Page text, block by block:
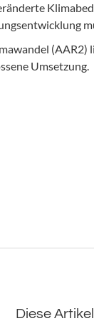
Umsetzung.
Diese